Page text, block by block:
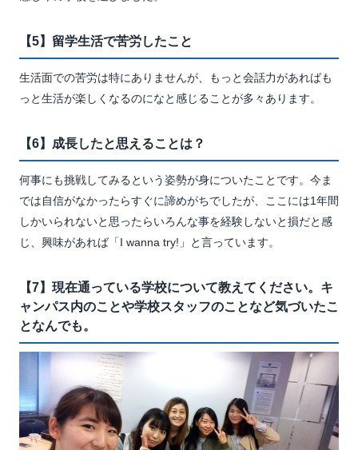
【5】留学生活で苦労したこと
生活面での苦労は特にありませんが、もっと会話力があればも
っと生活が楽しくなるのになと感じることが多々あります。
【6】成長したと思えることは？
何事にも挑戦してみるという姿勢が身についたことです。今ま
では自信がなかったらすぐに諦めがちでしたが、ここには1年間
しかいられないと思ったらいろんな事を経験しないと損だと感
じ、興味があれば「I wanna try!」と言っています。
【7】現在通っている学校について教えてください。キ
ャンパス内のことや学校スタッフのことなど気づいたこ
となんでも。